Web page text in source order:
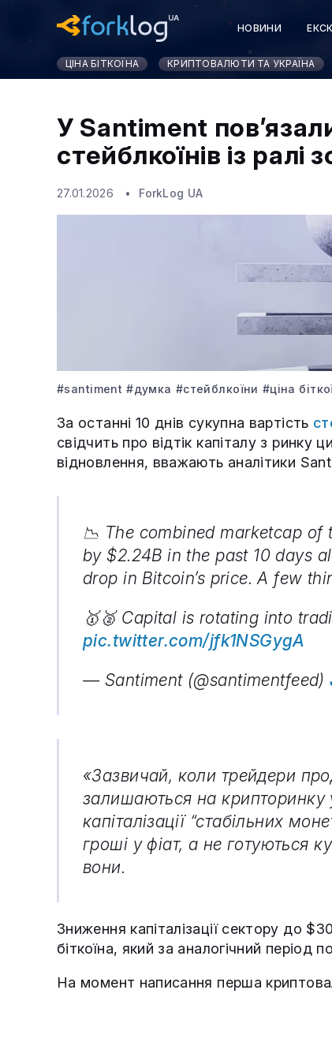
НОВИНИ
ЦІНА БІТКОЇНА КРИПТОВАЛЮТИ ТА УКРАЇНА
У Santiment
стейблкоїнів із ралі
27.01.2026 ForkLog UA
#santiment #думка #стейблкоїни #ціна
За останні 10 днів сукупна вартість
свідчить про відтік капіталу з ринку
відновлення, вважають аналітики
📉 The combined marketcap of
by $2.24B in the past 10 days
drop in Bitcoin’s price. A few
🥇🥈 Capital is rotating into
pic.twitter.com/jfk1NSGygA
— Santiment (@santimentfeed)
«Зазвичай, коли трейдери
залишаються на крипторинку
капіталізації “стабільних
гроші у фіат, а не готуються
вони.
Зниження капіталізації сектору до
біткоїна, який за аналогічний
На момент написання перша